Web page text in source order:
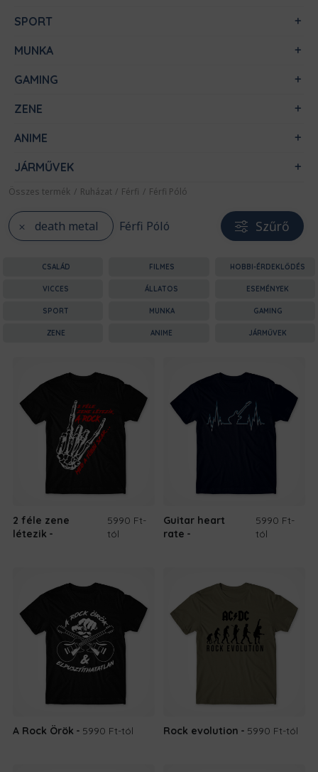
SPORT
MUNKA
GAMING
ZENE
ANIME
JÁRMŰVEK
Összes termék / Ruházat / Férfi / Férfi Póló
death metal Férfi Póló Szűrő
CSALÁD FILMES HOBBI-ÉRDEKLŐDÉS
VICCES ÁLLATOS ESEMÉNYEK
SPORT MUNKA GAMING
ZENE ANIME JÁRMŰVEK
2 féle zene
létezik
5990 Ft-
tól
Guitar heart
rate
5990 Ft-
tól
A Rock Örök 5990 Ft-tól Rock evolution 5990 Ft-tól